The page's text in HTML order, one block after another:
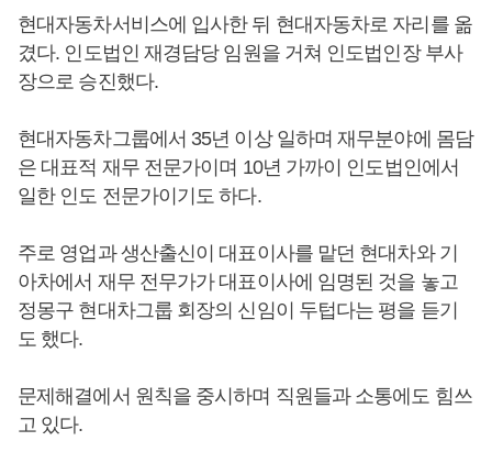
현대자동차서비스에 입사한 뒤 현대자동차로 자리를 옮
겼다. 인도법인 재경담당 임원을 거쳐 인도법인장 부사
장으로 승진했다.
현대자동차그룹에서 35년 이상 일하며 재무분야에 몸담
은 대표적 재무 전문가이며 10년 가까이 인도법인에서
일한 인도 전문가이기도 하다.
주로 영업과 생산출신이 대표이사를 맡던 현대차와 기
아차에서 재무 전무가가 대표이사에 임명된 것을 놓고
정몽구 현대차그룹 회장의 신임이 두텁다는 평을 듣기
도 했다.
문제해결에서 원칙을 중시하며 직원들과 소통에도 힘쓰
고 있다.